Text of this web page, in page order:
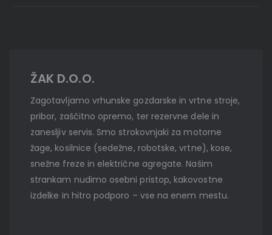
ŽAK D.O.O.
Zagotavljamo vrhunske gozdarske in vrtne stroje,
pribor, zaščitno opremo, ter rezervne dele in
zanesljiv servis. Smo strokovnjaki za motorne
žage, kosilnice (sedežne, robotske, vrtne), kose,
snežne freze in električne agregate. Našim
strankam nudimo osebni pristop, kakovostne
izdelke in hitro podporo – vse na enem mestu.